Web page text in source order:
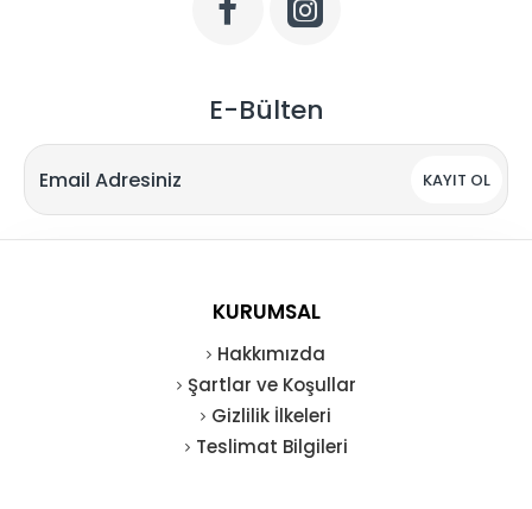
E-Bülten
KAYIT OL
KURUMSAL
Hakkımızda
Şartlar ve Koşullar
Gizlilik İlkeleri
Teslimat Bilgileri